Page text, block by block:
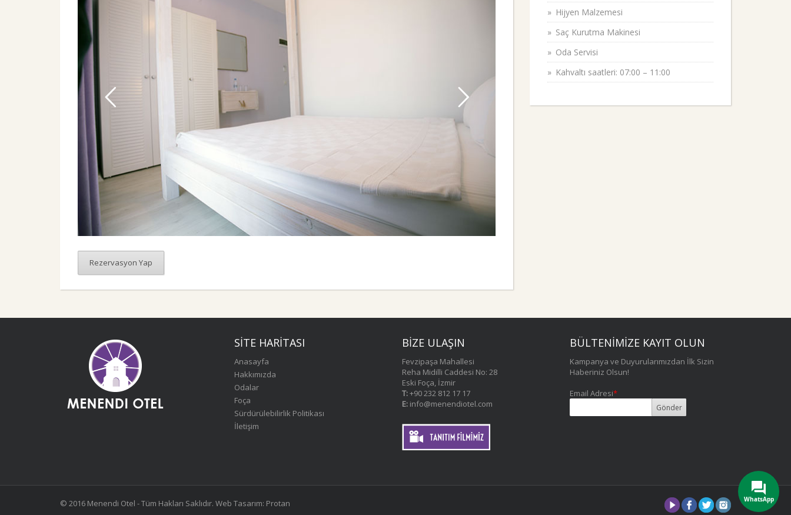
Rezervasyon Yap
Hijyen Malzemesi
Saç Kurutma Makinesi
Oda Servisi
Kahvaltı saatleri: 07:00 – 11:00
SITE HARITASI
Anasayfa
Hakkımızda
Odalar
Foça
Sürdürülebilirlik Politikası
İletişim
BİZE ULAŞIN
Fevzipaşa Mahallesi
Reha Midilli Caddesi No: 28
Eski Foça, İzmir
T:+90 232 812 17 17
E: info@menendiotel.com
BÜLTENİMİZE KAYIT OLUN
Kampanya ve Duyurularımızdan İlk Sizin
Haberiniz Olsun!
Email Adresi*
© 2016 Menendi Otel - Tüm Hakları Saklıdır. Web Tasarım: Protan WhatsApp